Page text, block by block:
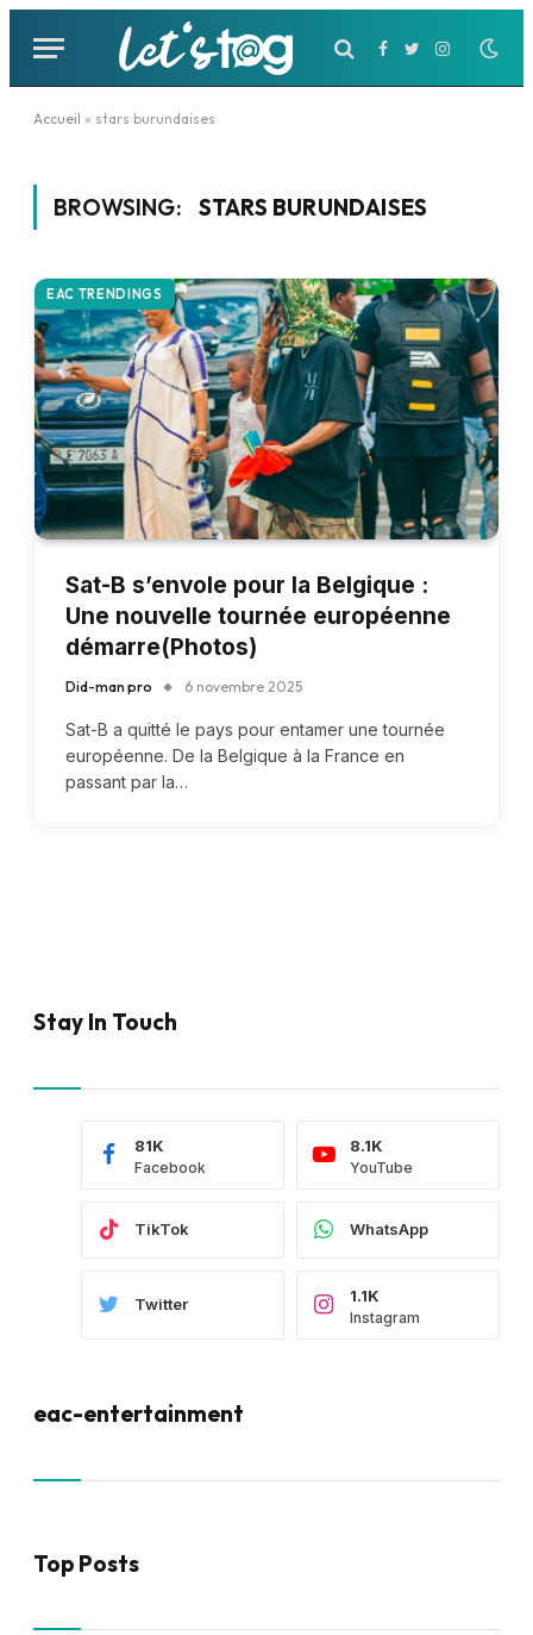
Facebook
TwitterInstagram
Accueil » stars burundaises
BROWSING: STARS BURUNDAISES
EAC TRENDINGS
Sat-B s’envole pour la Belgique :
Une nouvelle tournée européenne
démarre(Photos)
Did-man pro 6 novembre 2025
Sat-B a quitté le pays pour entamer une tournée
européenne. De la Belgique à la France en
passant par la…
Stay In Touch
Facebook
81K
YouTube
8.1K
TikTok WhatsApp
Twitter
Instagram
1.1K
eac-entertainment
Top Posts